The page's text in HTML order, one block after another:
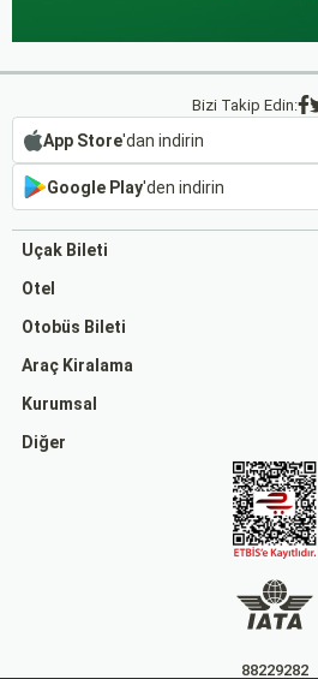
Bizi Takip Edin:
App Store'dan indirin
Google Play'den indirin
Uçak Bileti
Otel
Otobüs Bileti
Araç Kiralama
Kurumsal
Diğer
88229282